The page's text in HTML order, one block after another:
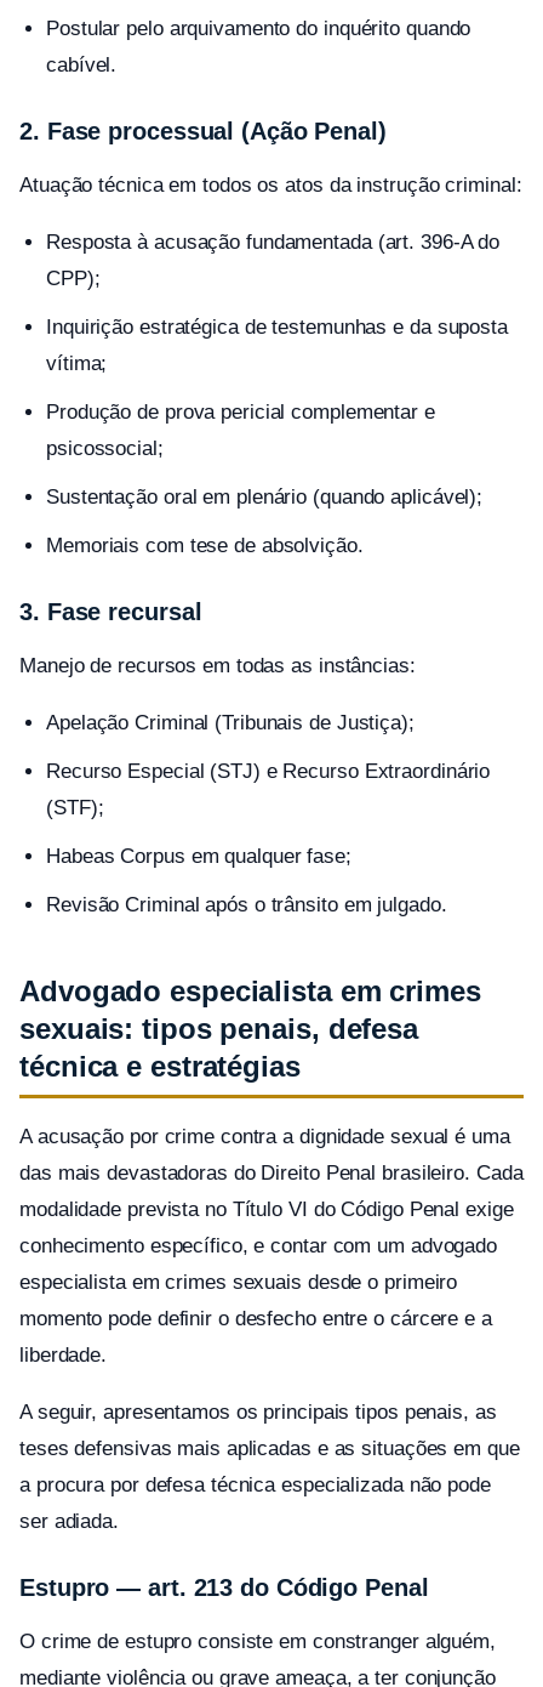
Postular pelo arquivamento do inquérito quando
cabível.
2. Fase processual (Ação Penal)
Atuação técnica em todos os atos da instrução criminal:
Resposta à acusação fundamentada (art. 396-A do
CPP);
Inquirição estratégica de testemunhas e da suposta
vítima;
Produção de prova pericial complementar e
psicossocial;
Sustentação oral em plenário (quando aplicável);
Memoriais com tese de absolvição.
3. Fase recursal
Manejo de recursos em todas as instâncias:
Apelação Criminal (Tribunais de Justiça);
Recurso Especial (STJ) e Recurso Extraordinário
(STF);
Habeas Corpus em qualquer fase;
Revisão Criminal após o trânsito em julgado.
Advogado especialista em crimes
sexuais: tipos penais, defesa
técnica e estratégias
A acusação por crime contra a dignidade sexual é uma
das mais devastadoras do Direito Penal brasileiro. Cada
modalidade prevista no Título VI do Código Penal exige
conhecimento específico, e contar com um advogado
especialista em crimes sexuais desde o primeiro
momento pode definir o desfecho entre o cárcere e a
liberdade.
A seguir, apresentamos os principais tipos penais, as
teses defensivas mais aplicadas e as situações em que
a procura por defesa técnica especializada não pode
ser adiada.
Estupro — art. 213 do Código Penal
O crime de estupro consiste em constranger alguém,
mediante violência ou grave ameaça, a ter conjunção